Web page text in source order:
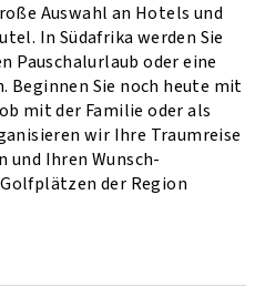
Auswahl an Hotels und
In Südafrika werden Sie
Pauschalurlaub oder eine
Beginnen Sie noch heute mit
mit der Familie oder als
wir Ihre Traumreise
und Ihren Wunsch-
der Region